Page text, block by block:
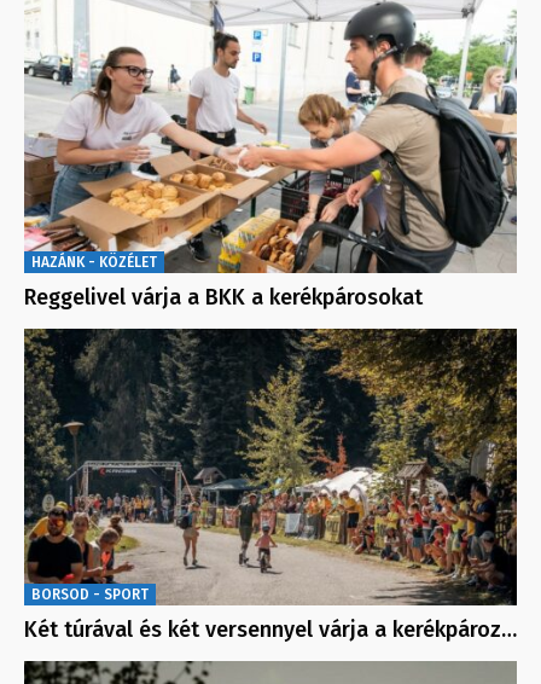
HAZÁNK - KÖZÉLET
Reggelivel várja a BKK a kerékpárosokat
BORSOD - SPORT
Két túrával és két versennyel várja a kerékpároz…